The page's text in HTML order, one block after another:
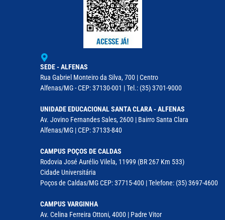
SEDE - ALFENAS
Rua Gabriel Monteiro da Silva, 700 | Centro
Alfenas/MG - CEP: 37130-001 | Tel.: (35) 3701-9000
UNIDADE EDUCACIONAL SANTA CLARA - ALFENAS
Av. Jovino Fernandes Sales, 2600 | Bairro Santa Clara
Alfenas/MG | CEP: 37133-840
CAMPUS POÇOS DE CALDAS
Rodovia José Aurélio Vilela, 11999 (BR 267 Km 533)
Cidade Universitária
Poços de Caldas/MG CEP: 37715-400 | Telefone: (35) 3697-4600
CAMPUS VARGINHA
Av. Celina Ferreira Ottoni, 4000 | Padre Vitor